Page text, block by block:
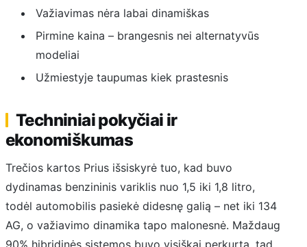
Važiavimas nėra labai dinamiškas
Pirmine kaina – brangesnis nei alternatyvūs
modeliai
Užmiestyje taupumas kiek prastesnis
Techniniai pokyčiai ir
ekonomiškumas
Trečios kartos Prius išsiskyrė tuo, kad buvo
dydinamas benzininis variklis nuo 1,5 iki 1,8 litro,
todėl automobilis pasiekė didesnę galią – net iki 134
AG, o važiavimo dinamika tapo malonesnė. Maždaug
90% hibridinės sistemos buvo visiškai perkurta, tad